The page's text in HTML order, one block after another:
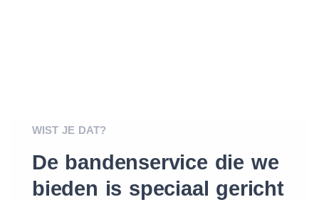
WIST JE DAT?
De bandenservice die we
bieden is speciaal gericht